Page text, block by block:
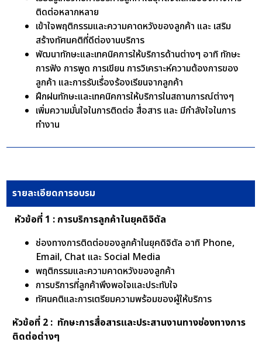
ติดต่อหลากหลาย
เข้าใจพฤติกรรมและความคาดหวังของลูกค้า และ เสริม
สร้างทัศนคติที่ดีต่องานบริการ
พัฒนาทักษะและเทคนิคการให้บริการด้านต่างๆ อาทิ ทักษะ
การฟัง การพูด การเขียน การวิเคราะห์ความต้องการของ
ลูกค้า และการรับเรื่องร้องเรียนจากลูกค้า
ฝึกฝนทักษะและเทคนิคการให้บริการในสถานการณ์ต่างๆ
เพิ่มความมั่นใจในการติดต่อ สื่อสาร และ มีกำลังใจในการ
ทำงาน
รายละเอียดการอบรม
หัวข้อที่ 1 : การบริการลูกค้าในยุคดิจิตัล
ช่องทางการติดต่อของลูกค้าในยุคดิจิตัล อาทิ Phone,
Email, Chat และ Social Media
พฤติกรรมและความคาดหวังของลูกค้า
การบริการที่ลูกค้าพึงพอใจและประทับใจ
ทัศนคติและการเตรียมความพร้อมของผู้ให้บริการ
หัวข้อที่ 2 : ทักษะการสื่อสารและประสานงานทางช่องทางการ
ติดต่อต่างๆ